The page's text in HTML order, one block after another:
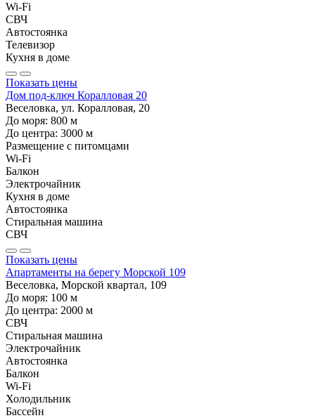
Wi-Fi
СВЧ
Автостоянка
Телевизор
Кухня в доме
Показать цены
Дом под-ключ Коралловая 20
Веселовка, ул. Коралловая, 20
До моря: 800 м
До центра: 3000 м
Размещение с питомцами
Wi-Fi
Балкон
Электрочайник
Кухня в доме
Автостоянка
Стиральная машина
СВЧ
Показать цены
Апартаменты на берегу Морской 109
Веселовка, Морской квартал, 109
До моря: 100 м
До центра: 2000 м
СВЧ
Стиральная машина
Электрочайник
Автостоянка
Балкон
Wi-Fi
Холодильник
Бассейн